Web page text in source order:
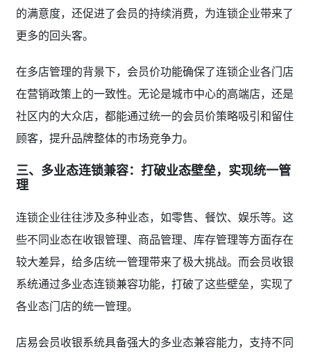
的满意度，还促进了会员的持续消费，为连锁企业带来了
更多的回头客。
在多店管理的背景下，会员价功能确保了连锁企业各门店
在营销政策上的一致性。无论是城市中心的高端店，还是
社区内的大众店，都能通过统一的会员价策略吸引和留住
顾客，提升品牌整体的市场竞争力。
三、多业态连锁兼容：打破业态壁垒，实现统一管
理
连锁企业往往涉及多种业态，如零售、餐饮、娱乐等。这
些不同业态在收银管理、商品管理、库存管理等方面存在
较大差异，给多店统一管理带来了极大挑战。而会员收银
系统通过多业态连锁兼容功能，打破了这些壁垒，实现了
各业态门店的统一管理。
店易会员收银系统具备强大的多业态兼容能力，支持不同